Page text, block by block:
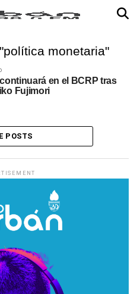
monetaria"
en el BCRP tras
Fujimori
POSTS